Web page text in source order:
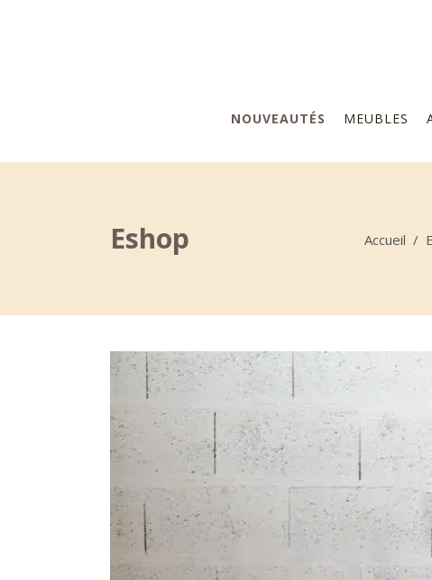
NOUVEAUTÉS MEUBLES
Eshop Accueil /